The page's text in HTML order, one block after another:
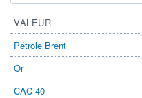
VALEUR
Pétrole Brent
Or
CAC 40